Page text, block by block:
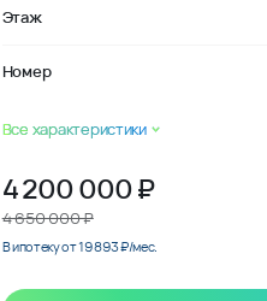
Этаж
Номер
Все характеристики
4 200 000₽
4 650 000 ₽
В ипотеку от 19 893 ₽/мес.